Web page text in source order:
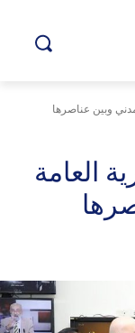
وبين عناصرها
العامة